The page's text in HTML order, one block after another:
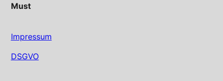
Must
Impressum
DSGVO